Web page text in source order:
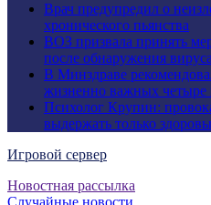
Врач предупредил о
хронического пьянства
ВОЗ призвала принять
после обнаружения
В Минздраве
жизненно важных четыре
Психолог Крупин:
выдержать только
Игровой сервер
Новостная рассылка
Случайные новости